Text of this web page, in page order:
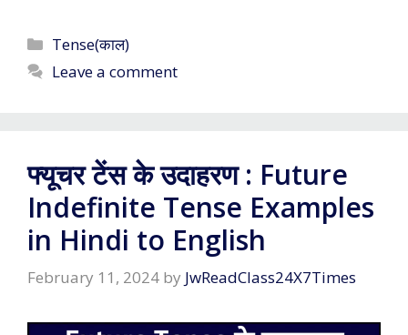
Categories
Tense(काल)
Leave a comment
फ्यूचर टेंस के उदाहरण : Future
Indefinite Tense Examples
in Hindi to English
February 11, 2024 by JwReadClass24X7Times